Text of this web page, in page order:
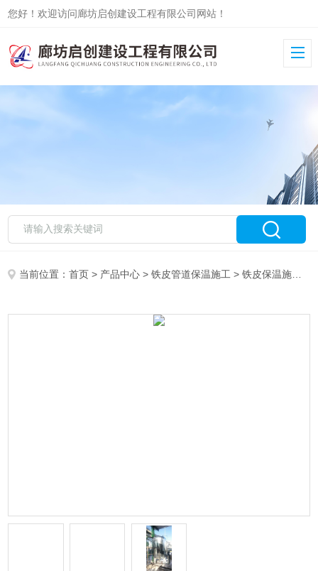
您好！欢迎访问廊坊启创建设工程有限公司网站！
当前位置：首页 > 产品中心 >铁皮管道保温施工 >铁皮保温施工队